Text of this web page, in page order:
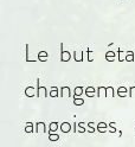
Le but